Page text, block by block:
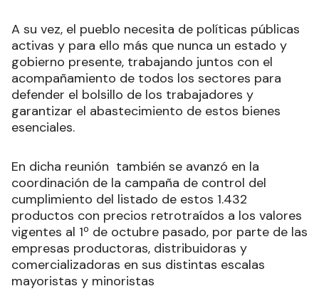
A su vez, el pueblo necesita de políticas públicas
activas y para ello más que nunca un estado y
gobierno presente, trabajando juntos con el
acompañamiento de todos los sectores para
defender el bolsillo de los trabajadores y
garantizar el abastecimiento de estos bienes
esenciales.
En dicha reunión también se avanzó en la
coordinación de la campaña de control del
cumplimiento del listado de estos 1.432
productos con precios retrotraídos a los valores
vigentes al 1º de octubre pasado, por parte de las
empresas productoras, distribuidoras y
comercializadoras en sus distintas escalas
mayoristas y minoristas